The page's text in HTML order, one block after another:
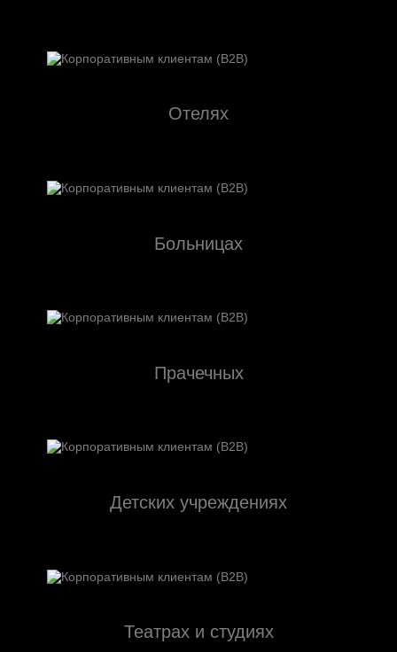
Отелях
Больницах
Прачечных
Детских учреждениях
Театрах и студиях